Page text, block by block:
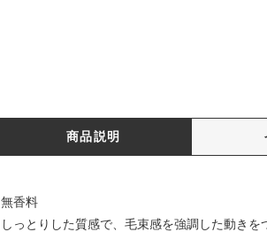
商品説明
無香料
しっとりした質感で、毛束感を強調した動きを